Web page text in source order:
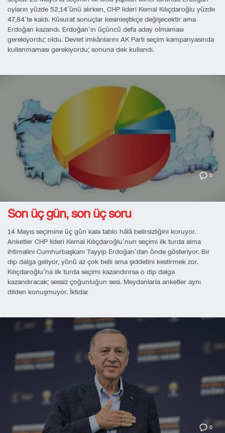
oyların yüzde 52,14’ünü alırken, CHP lideri Kemal Kılıçdaroğlu yüzde
47,84’te kaldı. Küsurat sonuçlar kesinleştikçe değişecektir ama
Erdoğan kazandı. Erdoğan’ın üçüncü defa aday olmaması
gerekiyordu; oldu. Devlet imkânlarını AK Parti seçim kampanyasında
kullanmaması gerekiyordu; sonuna dek kullandı.
0
Son üç gün, son üç soru
14 Mayıs seçimine üç gün kala tablo hâlâ belirsizliğini koruyor.
Anketler CHP lideri Kemal Kılıçdaroğlu’nun seçimi ilk turda alma
ihtimalini Cumhurbaşkanı Tayyip Erdoğan’dan önde gösteriyor. Bir
dip dalga geliyor, yönü az çok belli ama şiddetini kestirmek zor.
Kılıçdaroğlu’na ilk turda seçimi kazandırırsa o dip dalga
kazandıracak; sessiz çoğunluğun sesi. Meydanlarla anketler aynı
dilden konuşmuyor. İktidar
0